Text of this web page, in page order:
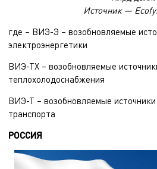
Источник —
где – ВИЭ-Э – возобновляемые
электроэнергетики
ВИЭ-ТХ – возобновляемые
теплохолодоснабжения
ВИЭ-Т – возобновляемые источники
транспорта
РОССИЯ